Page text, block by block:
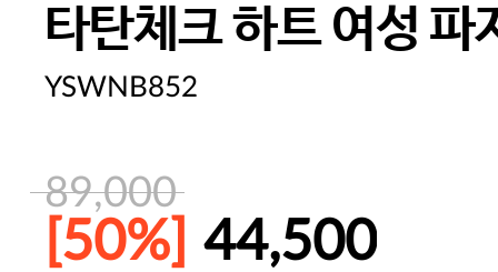
타탄체크 하트 여성 파
YSWNB852
89,000
[50%] 44,500